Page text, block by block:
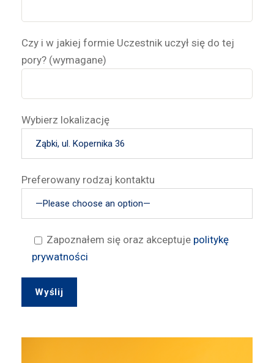
Czy i w jakiej formie Uczestnik uczył się do tej
pory? (wymagane)
Wybierz lokalizację
Preferowany rodzaj kontaktu
Zapoznałem się oraz akceptuje politykę
prywatności